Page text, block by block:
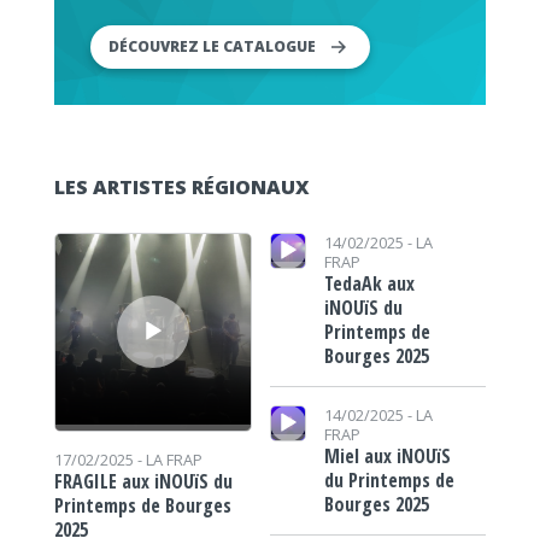
DÉCOUVREZ LE CATALOGUE
LES ARTISTES RÉGIONAUX
Lecteur audio
17/02/2025 - LA FRAP
FRAGILE aux iNOUïS du
Printemps de Bourges
2025
Lecteur audio 14/02/2025 - LA
FRAP
TedaAk aux
iNOUïS du
Printemps de
Bourges 2025
Lecteur audio
14/02/2025 - LA
FRAP
Miel aux iNOUïS
du Printemps de
Bourges 2025